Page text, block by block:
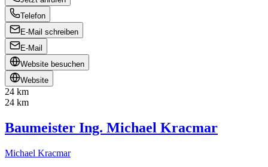
Telefon
E-Mail schreiben
E-Mail
Website besuchen
Website
24 km
24 km
Baumeister Ing. Michael Kracmar
Michael Kracmar